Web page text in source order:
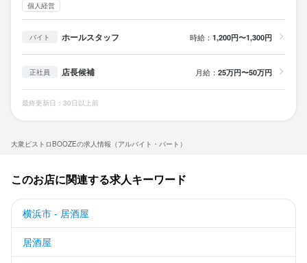
大衆ビストロBOOZEの求人情報（アルバイト・パート）
個人経営
バイト ホールスタッフ 時給： 1,200円〜1,300円
正社員 店長候補 月給： 25万円〜50万円
最終更新日：30日以上前
このお店に関連する求人キーワード
横浜市 - 居酒屋
居酒屋